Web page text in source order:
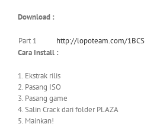
Download :
Part 1
http://lopoteam.com/1BCS
Cara Install :
1. Ekstrak rilis
2. Pasang ISO
3. Pasang game
4. Salin Crack dari folder PLAZA
5. Mainkan!